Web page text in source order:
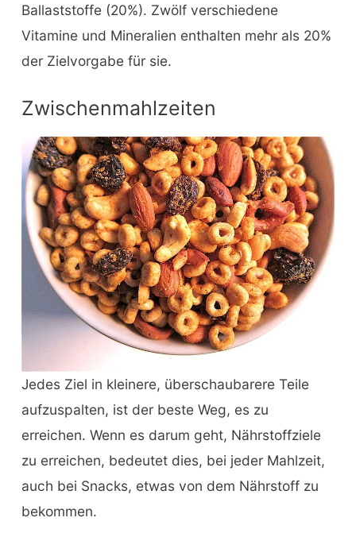
Ballaststoffe (20%). Zwölf verschiedene
Vitamine und Mineralien enthalten mehr als 20%
der Zielvorgabe für sie.
Zwischenmahlzeiten
Jedes Ziel in kleinere, überschaubarere Teile
aufzuspalten, ist der beste Weg, es zu
erreichen. Wenn es darum geht, Nährstoffziele
zu erreichen, bedeutet dies, bei jeder Mahlzeit,
auch bei Snacks, etwas von dem Nährstoff zu
bekommen.